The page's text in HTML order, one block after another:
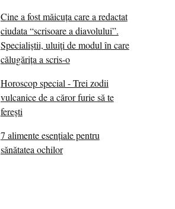
Cine a fost măicuţa care a redactat
ciudata “scrisoare a diavolului”.
Specialiştii, uluiţi de modul în care
călugărița a scris-o
Horoscop special - Trei zodii
vulcanice de a căror furie să te
ferești
7 alimente esenţiale pentru
sănătatea ochilor